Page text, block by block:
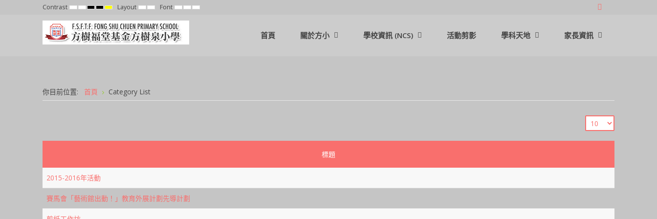
Contrast Default
NightHigh
Black
White
mode
High
Black
Yellow
mode
High
Yellow
Black
mode
Layout FixedWideFont Set
Font
Set
Font
Set
首頁 關於方小 學校資訊 (NCS) 活動剪影 學科天地 家長資訊
你目前位置: 首頁 Category List
標題
2015-2016年活動
賽馬會「藝術館出動！」教育外展計劃先導計劃